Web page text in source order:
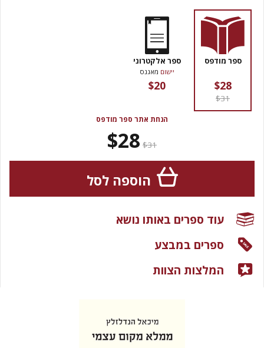
ספר מודפס
$28
$31
ספר אלקטרוני
יישום מאגנס
$20
הנחת אתר ספר מודפס
$31
$28
הוספה לסל
עוד ספרים באותו נושא
ספרים במבצע
המלצות הצוות